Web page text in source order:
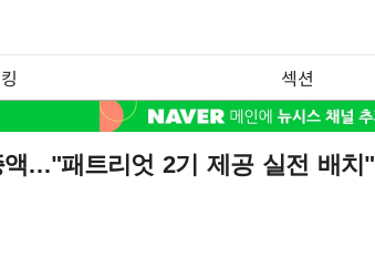
섹션
…"패트리엇 2기 제공 실전 배치"